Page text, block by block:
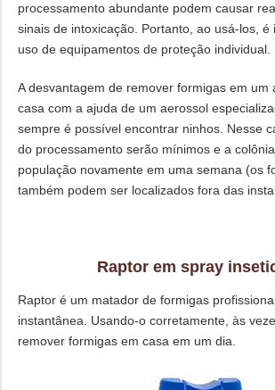
processamento abundante podem causar
sinais de intoxicação. Portanto, ao usá-los, é
uso de equipamentos de proteção individual.
A desvantagem de remover formigas em um
casa com a ajuda de um aerossol
sempre é possível encontrar ninhos. Nesse
do processamento serão mínimos e a
população novamente em uma semana (os
também podem ser localizados fora das
Raptor em spray
Raptor é um matador de formigas
instantânea. Usando-o corretamente, às
remover formigas em casa em um dia.